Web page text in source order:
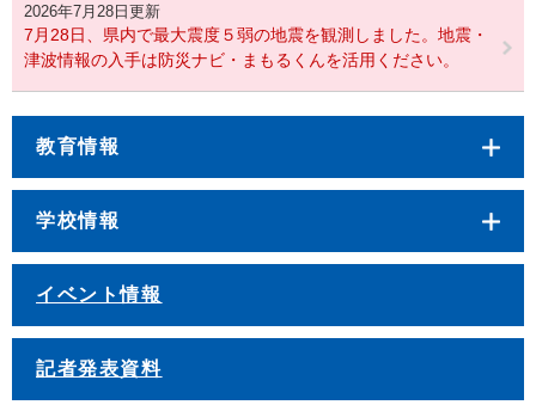
2026年7月28日更新
7月28日、県内で最大震度５弱の地震を観測しました。地震・
津波情報の入手は防災ナビ・まもるくんを活用ください。
教育情報
学校情報
イベント情報
記者発表資料